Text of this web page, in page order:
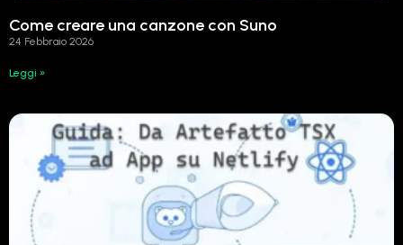
Come creare una canzone con Suno
24 Febbraio 2026
Leggi »